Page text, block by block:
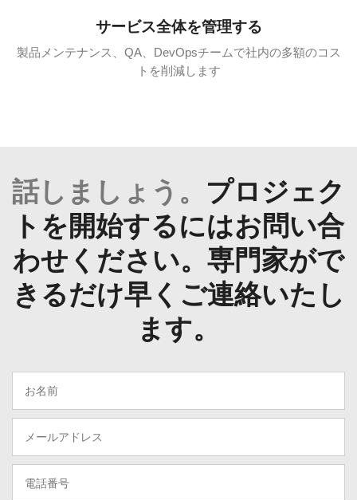
サービス全体を管理する
製品メンテナンス、QA、DevOpsチームで社内の多額のコス
トを削減します
話しましょう。 プロジェク
トを開始するにはお問い合
わせください。専門家がで
きるだけ早くご連絡いたし
ます。